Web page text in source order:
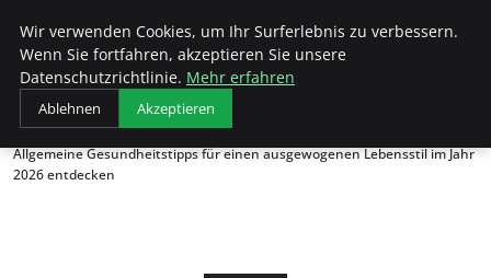
Unseretop10
Startseite
Nachricht
Allgemeine Gesundheitstipps für einen ausgewogenen Lebensstil im Jahr
2026 entdecken
Wir verwenden Cookies, um Ihr Surferlebnis zu verbessern.
Wenn Sie fortfahren, akzeptieren Sie unsere
Datenschutzrichtlinie. Mehr erfahren
Ablehnen Akzeptieren